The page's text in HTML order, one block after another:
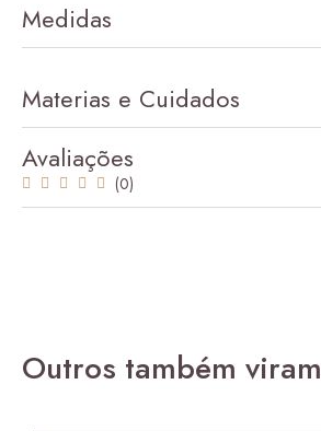
Medidas
Materias e Cuidados
Avaliações
(0)
Outros também viram